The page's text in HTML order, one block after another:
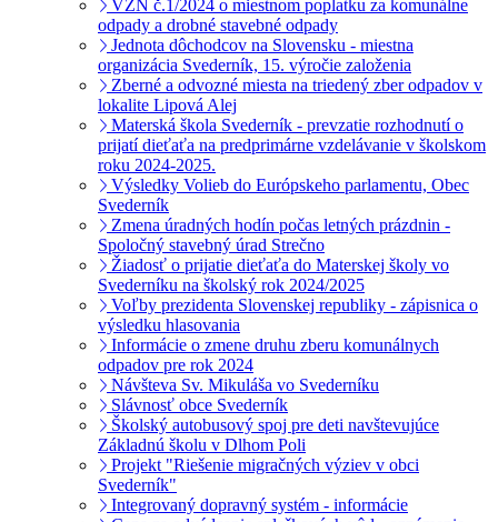
VZN č.1/2024 o miestnom poplatku za komunálne
odpady a drobné stavebné odpady
Jednota dôchodcov na Slovensku - miestna
organizácia Svederník, 15. výročie založenia
Zberné a odvozné miesta na triedený zber odpadov v
lokalite Lipová Alej
Materská škola Svederník - prevzatie rozhodnutí o
prijatí dieťaťa na predprimárne vzdelávanie v školskom
roku 2024-2025.
Výsledky Volieb do Európskeho parlamentu, Obec
Svederník
Zmena úradných hodín počas letných prázdnin -
Spoločný stavebný úrad Strečno
Žiadosť o prijatie dieťaťa do Materskej školy vo
Svederníku na školský rok 2024/2025
Voľby prezidenta Slovenskej republiky - zápisnica o
výsledku hlasovania
Informácie o zmene druhu zberu komunálnych
odpadov pre rok 2024
Návšteva Sv. Mikuláša vo Svederníku
Slávnosť obce Svederník
Školský autobusový spoj pre deti navštevujúce
Základnú školu v Dlhom Poli
Projekt "Riešenie migračných výziev v obci
Svederník"
Integrovaný dopravný systém - informácie